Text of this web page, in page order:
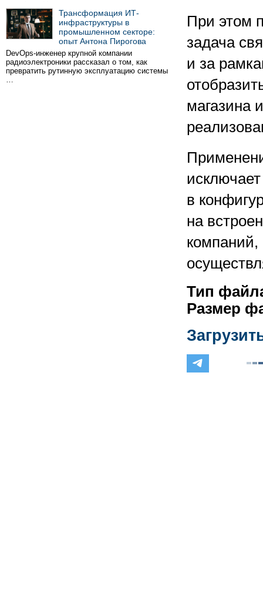
Трансформация ИТ-
инфраструктуры в
промышленном секторе:
опыт Антона Пирогова
DevOps-инженер крупной компании
радиоэлектроники рассказал о том, как
превратить рутинную эксплуатацию системы
…
При этом
задача
и за
магазина
в
на
компаний,
Тип
Размер